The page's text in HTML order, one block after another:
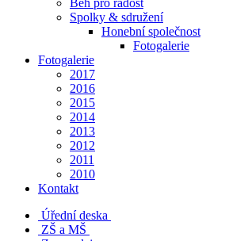
Běh pro radost
Spolky & sdružení
Honební společnost
Fotogalerie
Fotogalerie
2017
2016
2015
2014
2013
2012
2011
2010
Kontakt
Úřední deska
ZŠ a MŠ